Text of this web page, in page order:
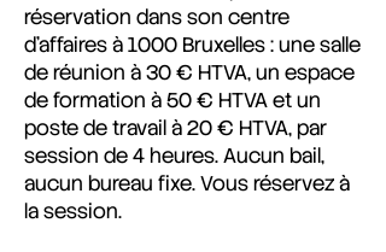
réservation dans son centre
d'affaires à 1000 Bruxelles : une salle
de réunion à 30 € HTVA, un espace
de formation à 50 € HTVA et un
poste de travail à 20 € HTVA, par
session de 4 heures. Aucun bail,
aucun bureau fixe. Vous réservez à
la session.